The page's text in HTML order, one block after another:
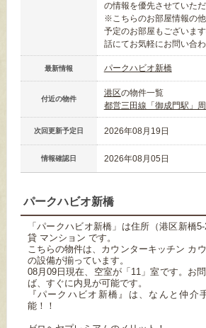
の情報を優先させていただ
※こちらのお部屋情報の
予定のお部屋もございま
話にてお気軽にお問い合わ
最新情報 パークハビオ新橋
付近の物件
港区の物件一覧
都営三田線「御成門駅」
次回更新予定日 2026年08月19日
情報確認日 2026年08月05日
パークハビオ新橋
「パークハビオ新橋」は住所（港区新橋
貸 マンション です。
こちらの物件は、カウンターキッチン カ
の設備が揃っています。
08月09日現在、空室が「11」室です。お
ば、すぐに内見が可能です。
『パークハビオ新橋』は、なんと仲介
能！！